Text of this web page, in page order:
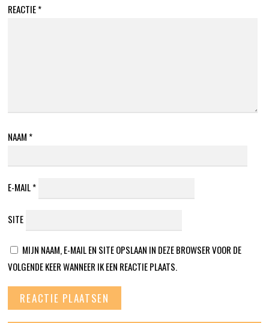
REACTIE*
NAAM *
E-MAIL*
SITE
MIJN NAAM, E-MAIL EN SITE OPSLAAN IN DEZE BROWSER VOOR DE
VOLGENDE KEER WANNEER IK EEN REACTIE PLAATS.